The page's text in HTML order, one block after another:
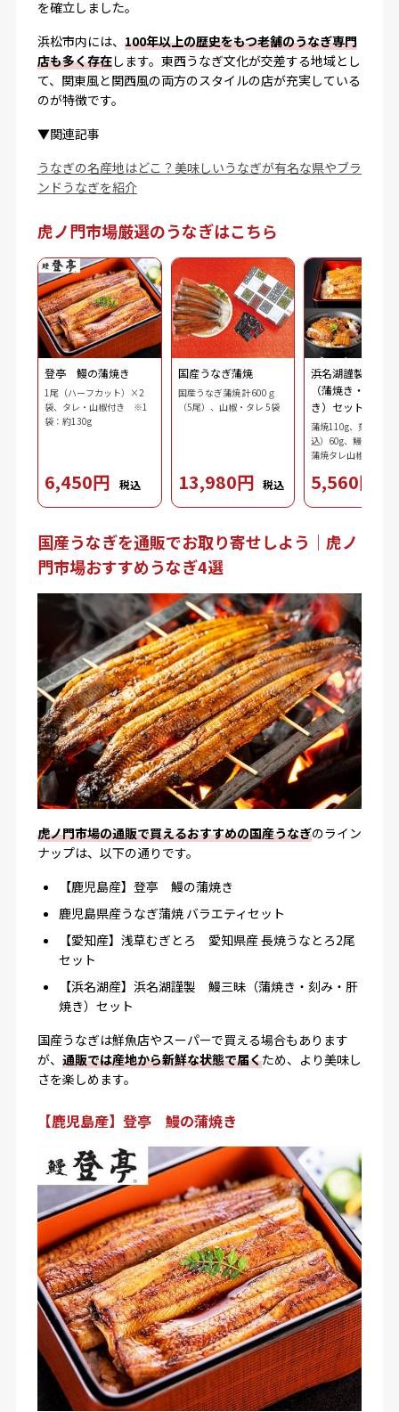
を確立しました。
浜松市内には、 100年以上の歴史をもつ老舗のうなぎ専門
店も多く存在します。東西うなぎ文化が交差する地域とし
て、関東風と関西風の両方のスタイルの店が充実している
のが特徴です。
▼関連記事
うなぎの名産地はどこ？美味しいうなぎが有名な県やブラ
ンドうなぎを紹介
虎ノ門市場厳選のうなぎはこちら
登亭 鰻の蒲焼き
1尾（ハーフカット）×2
袋、タレ・山椒付き ※1
袋：約130g
6,450円 税込
国産うなぎ蒲焼
国産うなぎ蒲焼 計600ｇ
（5尾）、山椒・タレ 5袋
13,980円 税込
浜名湖謹製 鰻三
（蒲焼き・刻み
き）セット
蒲焼110g、刻み鰻（
込）60g、鰻肝蒲焼
蒲焼タレ山椒（タレ
3.7g、ダシ10ml、わ
5,560円
国産うなぎを通販でお取り寄せしよう｜虎ノ
門市場おすすめうなぎ4選
虎ノ門市場の通販で買えるおすすめの国産うなぎのライン
ナップは、以下の通りです。
【鹿児島産】登亭 鰻の蒲焼き
鹿児島県産うなぎ蒲焼 バラエティセット
【愛知産】浅草むぎとろ 愛知県産 長焼うなとろ2尾
セット
【浜名湖産】浜名湖謹製 鰻三昧（蒲焼き・刻み・肝
焼き）セット
国産うなぎは鮮魚店やスーパーで買える場合もあります
が、 通販では産地から新鮮な状態で届くため、より美味し
さを楽しめます。
【鹿児島産】登亭 鰻の蒲焼き